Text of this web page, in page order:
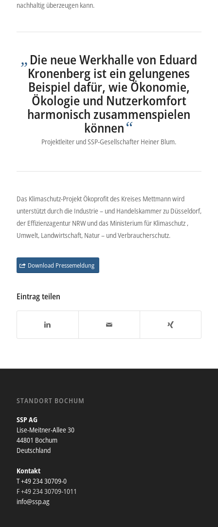
nachhaltig überzeugen kann.
„Die neue Werkhalle von Eduard
Kronenberg ist ein gelungenes
Beispiel dafür, wie Ökonomie,
Ökologie und Nutzerkomfort
harmonisch zusammenspielen
können“
Projektleiter und SSP-Gesellschafter Heiner Blum.
Das Klimaschutz-Projekt Ökoprofit des Kreises Mettmann wird
unterstützt durch die Industrie – und Handelskammer zu Düsseldorf,
der Effizienzagentur NRW und das Ministerium für Klimaschutz ,
Umwelt, Landwirtschaft, Natur – und Verbraucherschutz.
Download Pressemeldung
Eintrag teilen
STANDORT BOCHUM
SSP AG
Lise-Meitner-Allee 30
44801 Bochum
Deutschland
Kontakt
T +49 234 30709-0
F +49 234 30709-1011
info@ssp.ag